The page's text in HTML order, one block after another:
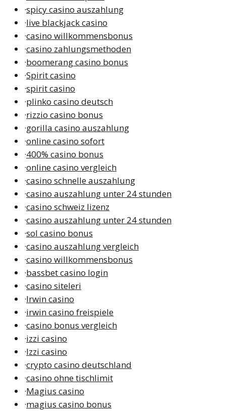
·spicy casino auszahlung
·live blackjack casino
·casino willkommensbonus
·casino zahlungsmethoden
·boomerang casino bonus
·Spirit casino
·spirit casino
·plinko casino deutsch
·rizzio casino bonus
·gorilla casino auszahlung
·online casino sofort
·400% casino bonus
·online casino vergleich
·casino schnelle auszahlung
·casino auszahlung unter 24 stunden
·casino schweiz lizenz
·casino auszahlung unter 24 stunden
·sol casino bonus
·casino auszahlung vergleich
·casino willkommensbonus
·bassbet casino login
·casino siteleri
·Irwin casino
·irwin casino freispiele
·casino bonus vergleich
·izzi casino
·Izzi casino
·crypto casino deutschland
·casino ohne tischlimit
·Magius casino
·magius casino bonus